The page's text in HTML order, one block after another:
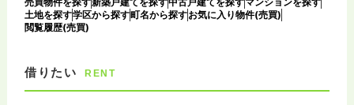
土地を探す学区から探す町名から探すお気に入り物件(売買)
閲覧履歴(売買)
借りたい RENT